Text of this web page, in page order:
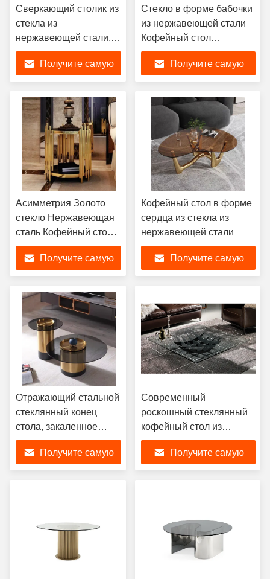
Сверкающий столик из
стекла из
нержавеющей стали,
роскошный столик из
нержавеющей стали
Получите самую
Стекло в форме бабочки
из нержавеющей стали
Кофейный стол
Элегантный
современный
Получите самую
Асимметрия Золото
стекло Нержавеющая
сталь Кофейный стол
550 мм Φ Визуальный
интересПолучите самую
Кофейный стол в форме
сердца из стекла из
нержавеющей стали
Получите самую
Отражающий стальной
стеклянный конец
стола, закаленное
черное стекло
кофейный столик
набор
Получите самую
Современный
роскошный стеклянный
кофейный стол из
нержавеющей стали
скульптурный
прозрачный
Получите самую